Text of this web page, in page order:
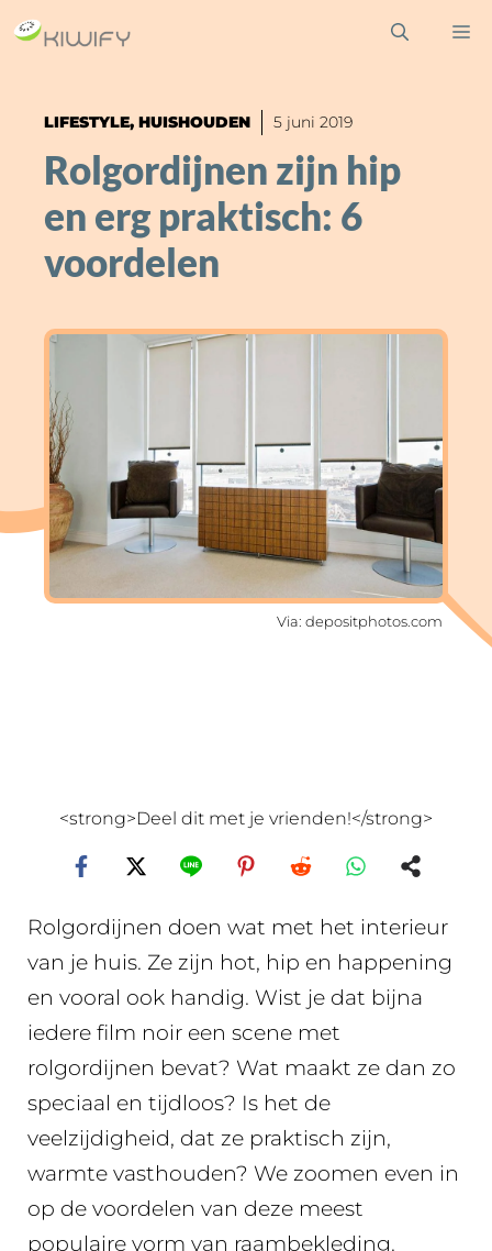
Ga
naar
inhoudLIFESTYLE, HUISHOUDEN 5 juni 2019
Rolgordijnen zijn hip
en erg praktisch: 6
voordelen
Via: depositphotos.com
<strong>Deel dit met je vrienden!</strong>
Rolgordijnen doen wat met het interieur
van je huis. Ze zijn hot, hip en happening
en vooral ook handig. Wist je dat bijna
iedere film noir een scene met
rolgordijnen bevat? Wat maakt ze dan zo
speciaal en tijdloos? Is het de
veelzijdigheid, dat ze praktisch zijn,
warmte vasthouden? We zoomen even in
op de voordelen van deze meest
populaire vorm van raambekleding.